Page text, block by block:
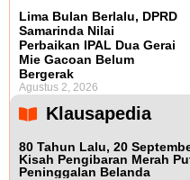
Lima Bulan Berlalu, DPRD
Samarinda Nilai
Perbaikan IPAL Dua Gerai
Mie Gacoan Belum
Bergerak
Agustus 2, 2026
Klausapedia
80 Tahun Lalu, 20
Kisah Pengibaran Merah
Peninggalan Belanda